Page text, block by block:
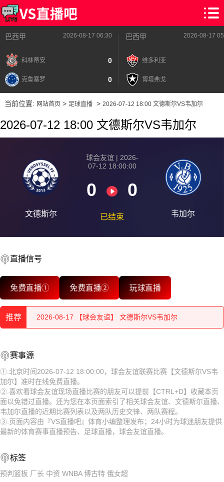
巴西甲 2026-08-17 06:30
科林蒂安 0
克鲁塞罗 0
巴西甲 2026-08-17
维多利亚
博塔弗戈
当前位置: 网站首页> 足球直播> 2026-07-12 18:00 文德斯尔VS韦加尔
2026-07-12 18:00 文德斯尔VS韦加尔
文德斯尔
球会友谊 | 2026-
07-12 18:00:00
0 0
已结束 韦加尔
直播信号
免费直播① 免费直播② 玩球直播
推荐
2026-08-17 【球会友谊】 文德斯尔VS韦加尔
2026-08-17 【球会友谊】 文德斯尔VS韦加尔
2026-08-17 【球会友谊】 文德斯尔VS韦加尔
2026-08-17 【球会友谊】 文德斯尔VS韦加尔
2026-08-17 【球会友谊】 文德斯尔VS韦加尔
2026-08-17 【球会友谊】 文德斯尔VS韦加尔
2026-08-17 【球会友谊】 文德斯尔VS韦加尔
2026-08-17 【球会友谊】 文德斯尔VS韦加尔
赛事源
①.北京时间2026-07-12 18:00:00，球会友谊联赛比赛【文德斯尔VS韦
加尔】准时在线免费直播。
②.喜欢看球会友谊现场直播比赛的朋友可以提前【CTRL+D】收藏本页
面以免错过直播。还为您在本页面索引了相关球会友谊、文德斯尔直播、
韦加尔直播的近期比赛列表以及两队历史交锋、两队赛程。
③.页面内容由『VS直播吧』体育小编整理发布；24小时为球迷朋友提供
最新的体育赛事直播预告、足球直播，球会友谊直播。
标签
预判篮板 厂长 中资 WNBA 博古特 俄女超